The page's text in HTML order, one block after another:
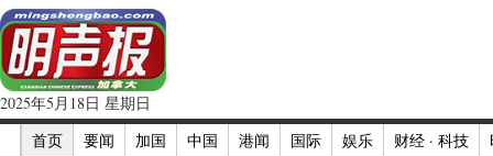
2025年5月18日 星期日
首页
要闻 加国 中国 港闻 国际 娱乐 财经 · 科技